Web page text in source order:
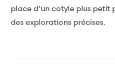
place d’un cotyle plus petit
des explorations précises.